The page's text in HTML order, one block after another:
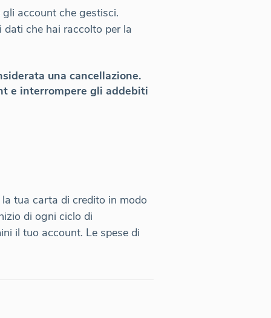
account che gestisci.
che hai raccolto per la
una cancellazione.
e interrompere gli addebiti
tua carta di credito in modo
di ogni ciclo di
il tuo account. Le spese di